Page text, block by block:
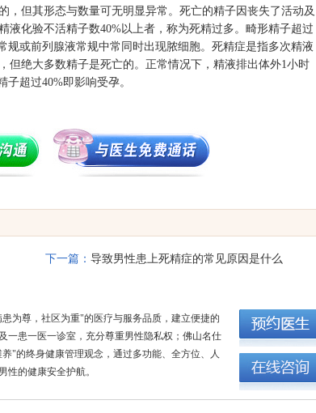
但其形态与数量可无明显异常。死亡的精子因丧失了活动及
液化验不活精子数40%以上者，称为死精过多。畸形精子超过
规或前列腺液常规中常同时出现脓细胞。死精症是指多次精液
但绝大多数精子是死亡的。正常情况下，精液排出体外1小时
超过40%即影响受孕。
下一篇： 导致男性患上死精症的常见原因是什么
为尊，社区为重"的医疗与服务品质，建立便捷的
一患一医一诊室，充分尊重男性隐私权；佛山名仕
"的终身健康管理观念，通过多功能、全方位、人
性的健康安全护航。